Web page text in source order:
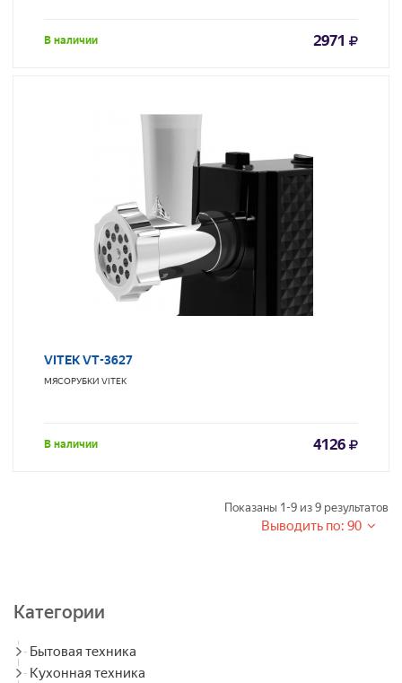
В наличии 2971
VITEK VT-3627
МЯСОРУБКИ VITEK
В наличии 4126
Показаны 1-9 из 9 результатов
Выводить по: 90
Категории
Бытовая техника
Кухонная техника